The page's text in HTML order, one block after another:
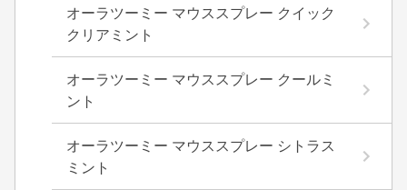
オーラツーミー マウススプレー クイック
クリアミント
オーラツーミー マウススプレー クールミ
ント
オーラツーミー マウススプレー シトラス
ミント